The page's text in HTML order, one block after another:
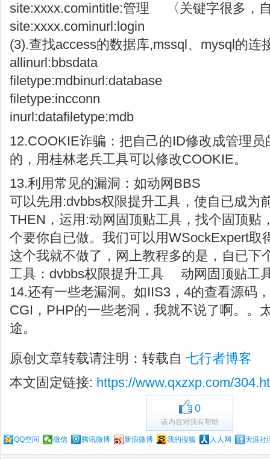
site:xxxx.comintitle:管理 〈关键字很多，
site:xxxx.cominurl:login
(3).查找access的数据库,mssql、mysql的连
allinurl:bbsdata
filetype:mdbinurl:database
filetype:incconn
inurl:datafiletype:mdb
12.COOKIE诈骗：把自己的ID修改成管理
的，用桂林老兵工具可以修改COOKIE。
13.利用常见的漏洞：如动网BBS
可以先用:dvbbs权限提升工具，使自已成为
THEN，运用:动网固顶贴工具，找个固顶贴
个要你自已做。我们可以用WSockExpert取
这个我就不做了，网上教程多的是，自已下
工具：dvbbs权限提升工具 动网固顶贴工
14.还有一些老漏洞。如IIS3，4的查看源码
CGI，PHP的一些老洞，我就不说了啊。。
途。
原创文章转载请注明：转载自 七行者博客
本文固定链接: https://www.qxzxp.com/
0
该内容对我有帮助
QQ空间 微信 腾讯微博 新浪微博 我的搜狐 人人网 天涯社